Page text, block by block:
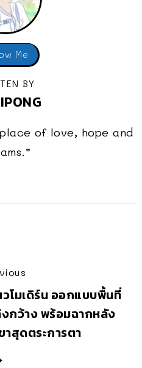
Me
BY
of love, hope and
โมเดิร์น ออกแบบพื้นที่
กว้าง พร้อมฉากหลัง
าสุดตระการตา